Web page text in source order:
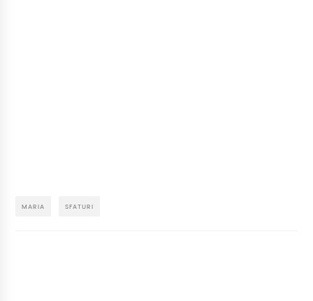
MARIA SFATURI